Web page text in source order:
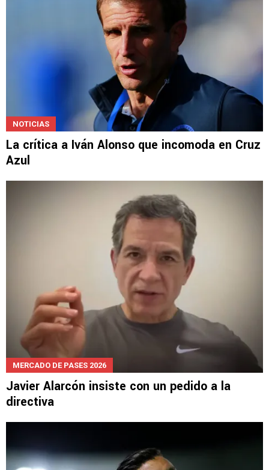
NOTICIAS
La crítica a Iván Alonso que incomoda en Cruz
Azul
MERCADO DE PASES 2026
Javier Alarcón insiste con un pedido a la
directiva